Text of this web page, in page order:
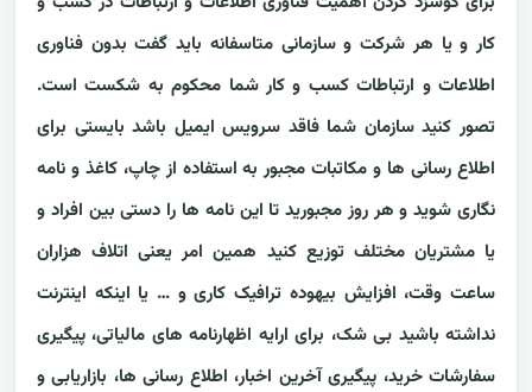
کار و یا هر شرکت و سازمانی متاسفانه باید گفت بدون فناوری
اطلاعات و ارتباطات کسب و کار شما محکوم به شکست است.
تصور کنید سازمان شما فاقد سرویس ایمیل باشد بایستی برای
اطلاع رسانی ها و مکاتبات مجبور به استفاده از چاپ، کاغذ و نامه
نگاری شوید و هر روز مجبورید تا این نامه ها را دستی بین افراد و
یا مشتریان مختلف توزیع کنید همین امر یعنی اتلاف هزاران
ساعت وقت، افزایش بیهوده ترافیک کاری و … یا اینکه اینترنت
نداشته باشید بی شک، برای ارایه اظهارنامه های مالیاتی، پیگیری
سفارشات خرید، پیگیری آخرین اخبار، اطلاع رسانی ها، بازاریابی و